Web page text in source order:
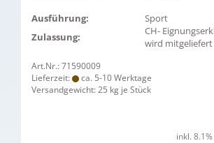
Ausführung:
Sport
Zulassung:
CH-
wird mitgeliefert
Art.Nr.: 71590009
Lieferzeit:
ca. 5-10 Werktage
Versandgewicht:25 kg je Stück
inkl.